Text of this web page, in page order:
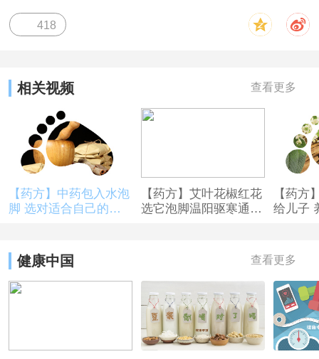
来源：央视网
简介：夜深人静，一盆热水，几味中药，伴着窗外若隐若现
脚没有吸引力，老中医的泡脚方子一定包你舒服又惬意。
418
相关视频 查看更多
【药方】中药包入水泡
脚 选对适合自己的药
【药方】艾叶花椒红花
选它泡脚温阳驱寒通经
【药方
给儿子
健康中国 查看更多